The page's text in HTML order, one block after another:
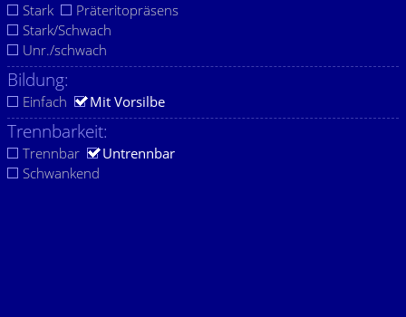
Stark
Präteritopräsens
Stark/Schwach
Unr./schwach
Bildung:
Einfach Mit Vorsilbe
Trennbarkeit:
Trennbar
Untrennbar
Schwankend